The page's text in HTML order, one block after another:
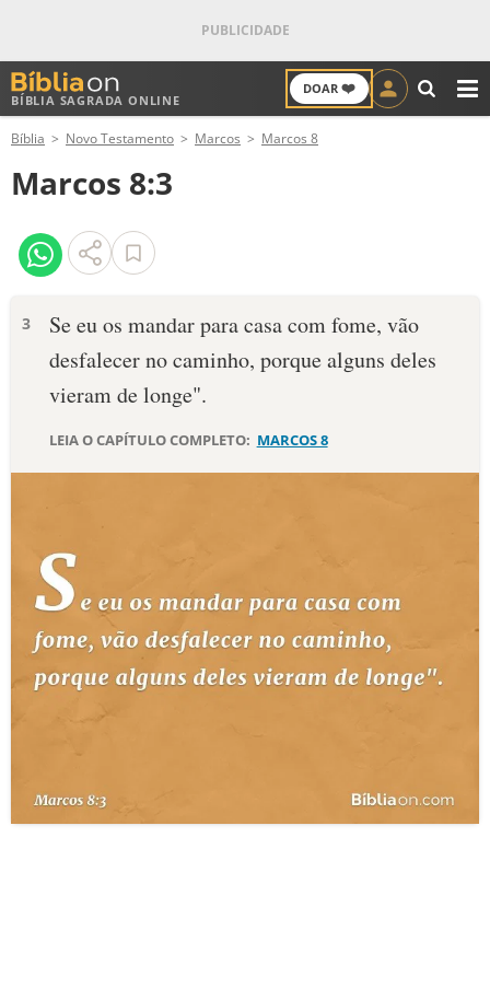
BÍBLIA SAGRADA ONLINE
DOAR ❤️
ANTIGO TESTAMENTO
NOVO TESTAMENTO
VERSÍCULOS
PALAVRA DO DIA
DEVOCIONAL DIÁRIO
ESTUDOS BÍBLICOS
ESBOÇOS DE PREGAÇÃO
TEMAS
TERMO BÍBLICO
Bíblia Novo Testamento Marcos Marcos 8
Marcos 8:3
3
Se eu os mandar para casa com fome, vão
desfalecer no caminho, porque alguns deles
vieram de longe".
LEIA O CAPÍTULO COMPLETO: MARCOS 8